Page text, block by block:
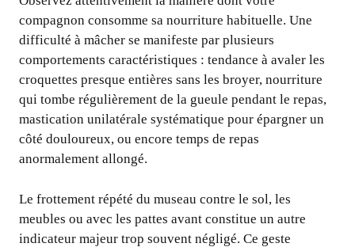
compagnon consomme sa nourriture habituelle. Une
difficulté à mâcher se manifeste par plusieurs
comportements caractéristiques : tendance à avaler les
croquettes presque entières sans les broyer, nourriture
qui tombe régulièrement de la gueule pendant le repas,
mastication unilatérale systématique pour épargner un
côté douloureux, ou encore temps de repas
anormalement allongé.
Le frottement répété du museau contre le sol, les
meubles ou avec les pattes avant constitue un autre
indicateur majeur trop souvent négligé. Ce geste